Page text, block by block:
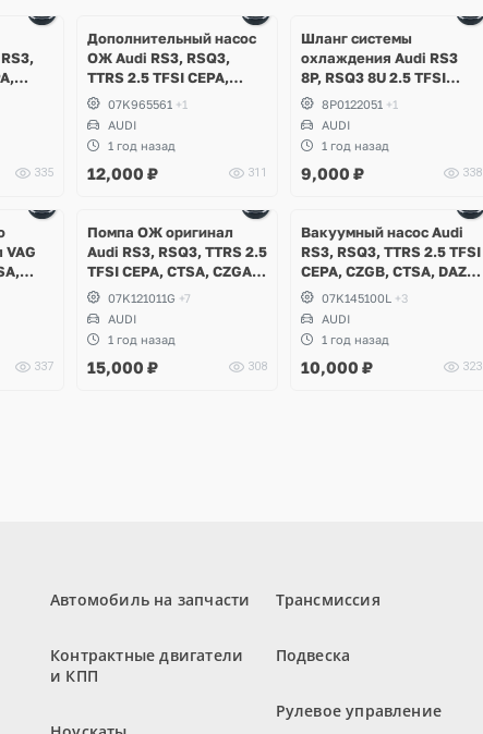
335
Дополнительный насос
ОЖ Audi RS3, RSQ3,
TTRS 2.5 TFSI CEPA,
CZGB, CTSA, CZGA, CEPB
07K965561 +1
AUDI
1 год назад
12,000 ₽ 311
Шланг системы
охлаждения Audi RS3
8P, RSQ3 8U 2.5 TFSI
CEPA, CTSA, CZGA
8P0122051 +1
AUDI
1 год назад
9,000 ₽ 338
VAG
RS3,
337
Помпа ОЖ оригинал
Audi RS3, RSQ3, TTRS 2.5
TFSI CEPA, CTSA, CZGA,
CEPB07K121011G +7
AUDI
1 год назад
15,000 ₽ 308
Вакуумный насос Audi
RS3, RSQ3, TTRS 2.5 TFSI
CEPA, CZGB, CTSA, DAZA,
DNWA, CZGA, CEPB
07K145100L
+3
AUDI
1 год назад
10,000 ₽ 323
Автомобиль на запчасти
Контрактные двигатели
и КПП
Трансмиссия
Подвеска
Рулевое управление